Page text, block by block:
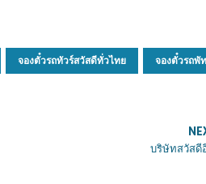
จองตั๋วรถทัวร์สวัสดีทั่วไทย จองตั๋วรถพั
บริษัทสวัสดี